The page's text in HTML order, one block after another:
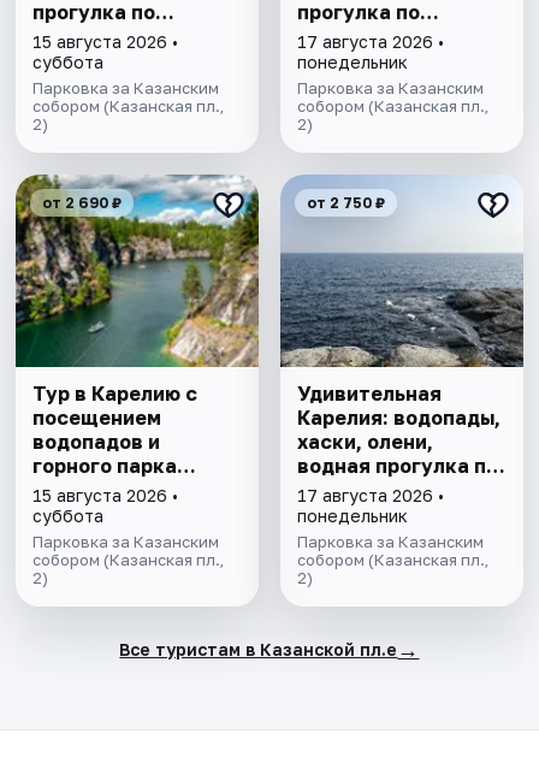
прогулка по
Ладожским шхерам
на катере,
знакомство с
лютеранской
кирхой.
15 августа 2026 •
суббота
Парковка за Казанским
собором (Казанская пл.,
2)
прогулка по
Ладожским шхерам
на катере,
знакомство с
лютеранской
кирхой.
17 августа 2026 •
понедельник
Парковка за Казанским
собором (Казанская пл.,
2)
от 2 690 ₽
Тур в Карелию с
посещением
водопадов и
горного парка
«Рускеала»
15 августа 2026 •
суббота
Парковка за Казанским
собором (Казанская пл.,
2)
от 2 750 ₽
Удивительная
Карелия: водопады,
хаски, олени,
водная прогулка по
Ладожским шхерам
на ладье,
посещение рыбной
фермы.
17 августа 2026 •
понедельник
Парковка за Казанским
собором (Казанская пл.,
2)
Все туристам в Казанской пл.е →